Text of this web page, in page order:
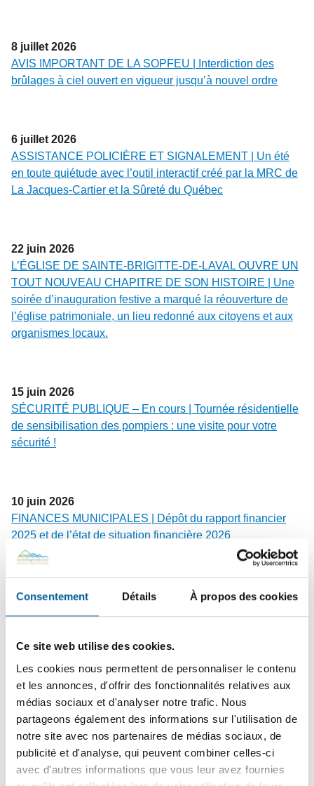
Consentement Détails À propos des cookies
Ce site web utilise des cookies.
Les cookies nous permettent de personnaliser le contenu
et les annonces, d'offrir des fonctionnalités relatives aux
médias sociaux et d'analyser notre trafic. Nous
partageons également des informations sur l'utilisation de
notre site avec nos partenaires de médias sociaux, de
publicité et d'analyse, qui peuvent combiner celles-ci
avec d'autres informations que vous leur avez fournies
8 juillet 2026
AVIS IMPORTANT DE LA SOPFEU | Interdiction des
brûlages à ciel ouvert en vigueur jusqu’à nouvel ordre
6 juillet 2026
ASSISTANCE POLICIÈRE ET SIGNALEMENT | Un été
en toute quiétude avec l’outil interactif créé par la MRC de
La Jacques-Cartier et la Sûreté du Québec
22 juin 2026
L’ÉGLISE DE SAINTE-BRIGITTE-DE-LAVAL OUVRE UN
TOUT NOUVEAU CHAPITRE DE SON HISTOIRE | Une
soirée d’inauguration festive a marqué la réouverture de
l’église patrimoniale, un lieu redonné aux citoyens et aux
organismes locaux.
15 juin 2026
SÉCURITÉ PUBLIQUE – En cours | Tournée résidentielle
de sensibilisation des pompiers : une visite pour votre
sécurité !
10 juin 2026
FINANCES MUNICIPALES | Dépôt du rapport financier
2025 et de l’état de situation financière 2026
2 juin 2026
résidus verts
25 mai 2026
PROPRIÉTAIRES ET GARDIENS DE CHIENS | Rappel
de vos responsabilités légales et civiques pour une
cohabitation harmonieuse